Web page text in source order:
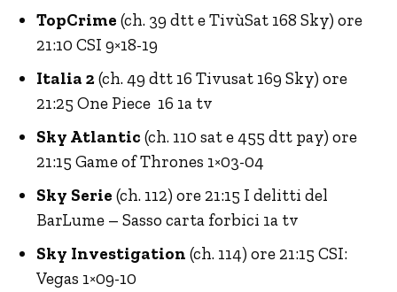
TopCrime (ch. 39 dtt e TivùSat 168 Sky) ore
21:10 CSI 9×18-19
Italia 2(ch. 49 dtt 16 Tivusat 169 Sky) ore
21:25 One Piece 16 1a tv
Sky Atlantic (ch. 110 sat e 455 dtt pay) ore
21:15 Game of Thrones 1×03-04
Sky Serie (ch. 112) ore 21:15 I delitti del
BarLume – Sasso carta forbici 1a tv
Sky Investigation (ch. 114) ore 21:15 CSI:
Vegas 1×09-10